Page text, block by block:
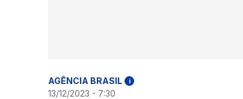
AGÊNCIA BRASIL i
13/12/2023 - 7:30